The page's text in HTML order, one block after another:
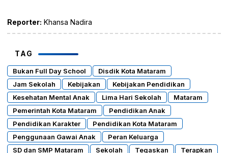
Reporter: Khansa Nadira
TAG
Bukan Full Day School
Disdik Kota Mataram
Jam Sekolah
Kebijakan
Kebijakan Pendidikan
Kesehatan Mental Anak
Lima Hari Sekolah
Mataram
Pemerintah Kota Mataram
Pendidikan Anak
Pendidikan Karakter
Pendidikan Kota Mataram
Penggunaan Gawai Anak
Peran Keluarga
SD dan SMP Mataram
Sekolah Tegaskan Terapkan